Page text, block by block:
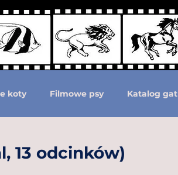
koty Filmowe psy Katalog
13 odcinków)